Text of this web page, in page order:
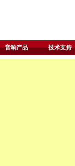
音响产品 技术支持